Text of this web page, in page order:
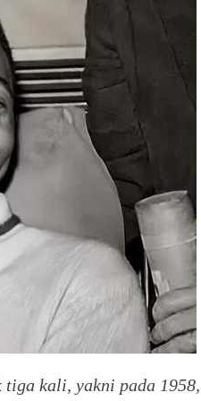
tiga kali, yakni pada 1958,